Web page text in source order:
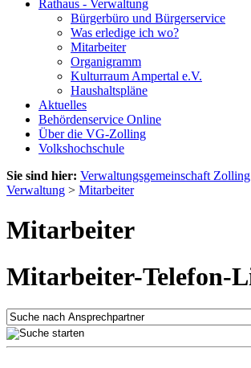
Rathaus - Verwaltung
Bürgerbüro und Bürgerservice
Was erledige ich wo?
Mitarbeiter
Organigramm
Kulturraum Ampertal e.V.
Haushaltspläne
Aktuelles
Behördenservice Online
Über die VG-Zolling
Volkshochschule
Sie sind hier: Verwaltungsgemeinschaft Zolling
Verwaltung > Mitarbeiter
Mitarbeiter
Mitarbeiter-Telefon-